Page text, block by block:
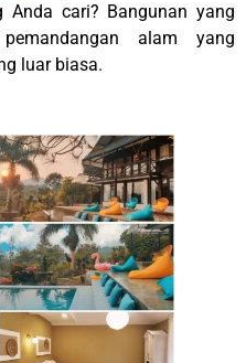
Anda cari? Bangunan yang
alam yang
luar biasa.